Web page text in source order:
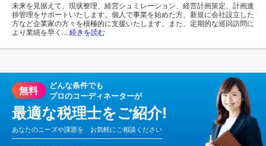
未来を見据えて、現状整理、経営シュミレーション、経営計画策定、計画進
捗管理をサポートいたします。個人で事業を始めた方、新規に会社設立した
方など企業家の方々を積極的に支援いたします。また、定期的な巡回訪問に
より業績を早く… 続きを読む
無料
どんな条件でも
プロのコーディネーターが
最適な税理士をご紹介!
あなたのニーズや課題を、お気軽にご相談ください